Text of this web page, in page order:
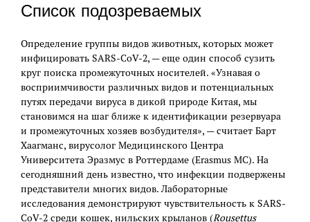
Список подозреваемых
Определение группы видов животных, которых может
инфицировать SARS-CoV-2, — еще один способ сузить
круг поиска промежуточных носителей. «Узнавая о
восприимчивости различных видов и потенциальных
путях передачи вируса в дикой природе Китая, мы
становимся на шаг ближе к идентификации резервуара
и промежуточных хозяев возбудителя», — считает Барт
Хаагманс, вирусолог Медицинского Центра
Университета Эразмус в Роттердаме (Erasmus MC). На
сегодняшний день известно, что инфекции подвержены
представители многих видов. Лабораторные
исследования демонстрируют чувствительность к SARS-
CoV-2 среди кошек, нильских крыланов (Rousettus